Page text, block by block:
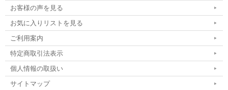
お客様の声を見る
お気に入りリストを見る
ご利用案内
特定商取引法表示
個人情報の取扱い
サイトマップ